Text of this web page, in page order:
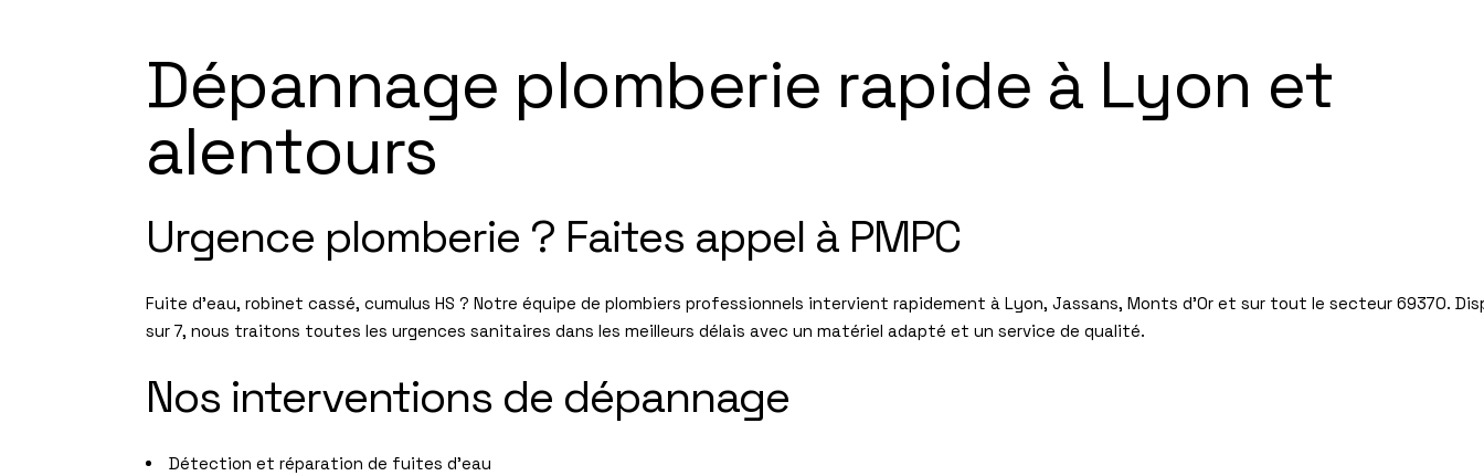
Dépannage plomberie rapide à Lyon et
alentours
Urgence plomberie ? Faites appel à PMPC
Fuite d’eau, robinet cassé, cumulus HS ? Notre équipe de plombiers professionnels intervient rapidement à Lyon, Jassans, Monts d’Or et sur tout le secteur 69370.
sur 7, nous traitons toutes les urgences sanitaires dans les meilleurs délais avec un matériel adapté et un service de qualité.
Nos interventions de dépannage
Détection et réparation de fuites d'eau